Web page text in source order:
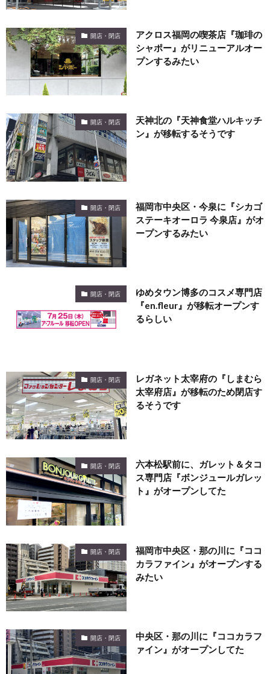
開店・閉店
アクロス福岡の喫茶店『珈琲の
シャポー』がリニューアルオー
プンするみたい
開店・閉店
天神北の『天神食堂ハルキッチ
ン』が移転するそうです
開店・閉店
福岡市中央区・今泉に『シカゴ
ステーキオーロラ 今泉店』がオ
ープンするみたい
開店・閉店
ゆめタウン博多のコスメ専門店
『en.fleur』が移転オープンす
るらしい
開店・閉店
レガネット太宰府の『しまむら
太宰府店』が移転のため閉店す
るそうです
開店・閉店
六本松駅前に、ガレット＆タコ
ス専門店『ボンジュールガレッ
ト』がオープンしてた
開店・閉店
福岡市中央区・那の川に『ココ
カラファイン』がオープンする
みたい
開店・閉店
中央区・那の川に『ココカラフ
ァイン』がオープンしてた